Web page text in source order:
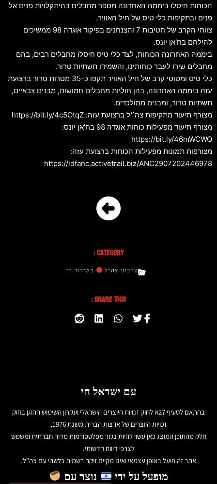
הכוחות חיסלו ביממה האחרונה מספר מחבלים בהיתקלויות פנים אל
פנים ובתקיפות כלי טיס של חיל האוויר.
צוותי הקרב של חטיבות 7 והצנחנים בפיקוד אוגדה 98 ממשיכים
להילחם בח'אן יונס.
ביממה האחרונה הכוחות, לצד כלי טיס חיסלו מחבלים רבים, בהם
מחבלים שירו לעבר כוחותינו, והשמידו תשתיות טרור.
כלי טיס ומטוסי קרב של חיל האוויר תקפו כ-35 מטרות טרור ברצועת
עזה ביממה האחרונה, בהן חוליות מחבלים חמושות, מבנים צבאיים,
תשתיות טרור, ומבנים ממולכדים.
מצורף תיעוד מתקיפות צה״ל ברצועת עזה: https://bit.ly/4c5OtqZ
מצורף תיעוד מפעילות כוחות אוגדה 98 בח'אן יונס:
https://bit.ly/46mWCWQ
מצורפות תמונות מפעילות הכוחות ברצועת עזה:
https://idfanc.activetrail.biz/ANC2907202446978
Category :
עדכוני צה״ל בשידור חי
Share This :
עם ישראל חי
בהתאם לסעיף 27א לחוק זכויות היוצרים הישראלי ועקרון השימוש ההוגן בחוק
זכויות היוצרים של ארצות הברית משנת 1976,
חלק מהתוכן המוצג כאן עשוי להיות נגזר מפלטפורמות מדיה חברתית ומשמש
לצרכי דיווח חדשותי.
אתר זה פועל באופן עצמאי ואינו מקיים זיקה רשמית כלשהי עם צה"ל.
מופעל על ידי נוצר עם